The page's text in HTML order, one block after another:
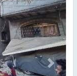
Previous